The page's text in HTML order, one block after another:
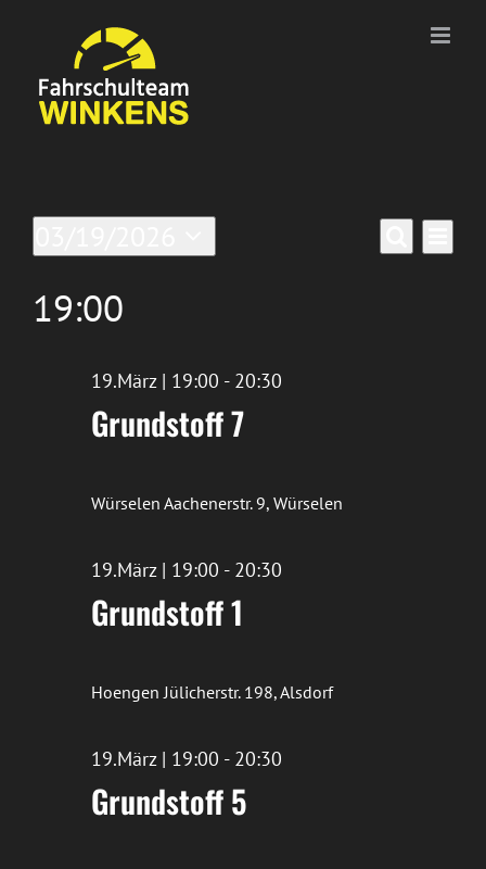
springen
Veranstaltungen
für
19/März/2026
Suche
Datum
wählen.
19:00
Grundstoff 7
19.März | 19:00 - 20:30
Würselen Aachenerstr. 9, Würselen
Grundstoff 1
19.März | 19:00 - 20:30
HoengenJülicherstr. 198, Alsdorf
Grundstoff 5
19.März | 19:00 - 20:30